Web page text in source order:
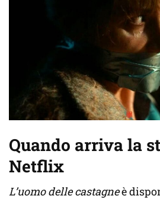
Quando arriva la
Netflix
L’uomo delle castagneè